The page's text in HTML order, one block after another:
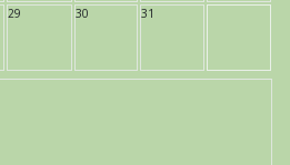
29 30 31